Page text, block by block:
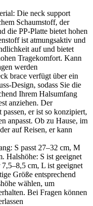
Die neck support
Schaumstoff, der
die PP-Platte bietet hohen
ist atmungsaktiv und
auf und bietet
Tragekomfort. Kann
werden
brace verfügt über ein
Design, sodass Sie die
Ihrem Halsumfang
anziehen. Der
er ist so konzipiert,
anpasst. Ob zu Hause, im
auf Reisen, er kann
S passt 27–32 cm, M
Halshöhe: S ist geeignet
cm, L ist geeignet
Größe entsprechend
wählen, um
Bei Fragen können